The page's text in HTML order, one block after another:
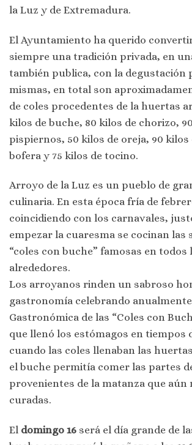
la Luz y de Extremadura.
El Ayuntamiento ha querido
siempre una tradición privada, en
también publica, con la degustación
mismas, en total son
de coles procedentes de la huertas
kilos de buche, 80 kilos de chorizo,
pispiernos, 50 kilos de oreja, 90
bofera y 75 kilos de tocino.
Arroyo de la Luz es un pueblo de
culinaria. En esta época fría de
coincidiendo con los carnavales,
empezar la cuaresma se cocinan las
“coles con buche” famosas en todos
alrededores.
Los arroyanos rinden un sabroso
gastronomía celebrando
Gastronómica de las “Coles con
que llenó los estómagos en tiempos
cuando las coles llenaban las
el buche permitía comer las partes
provenientes de la matanza que aún
curadas.
El domingo 16 será el día grande de